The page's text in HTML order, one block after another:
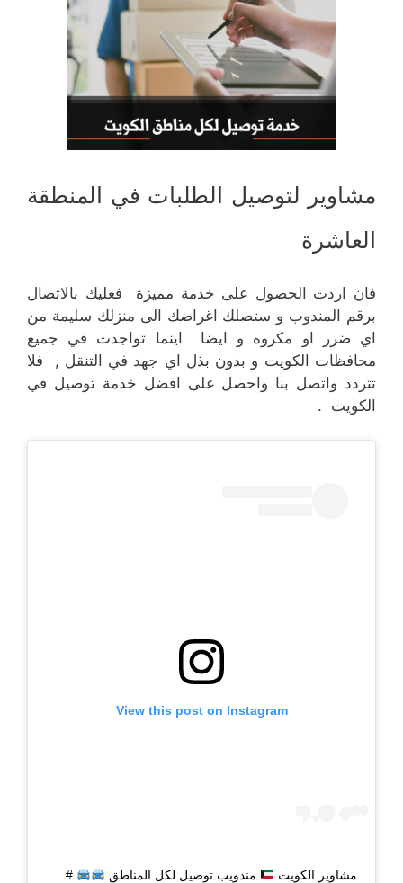
مشاوير لتوصيل الطلبات في المنطقة
العاشرة
فان اردت الحصول على خدمة مميزة فعليك بالاتصال
برقم المندوب و ستصلك اغراضك الى منزلك سليمة من
اي ضرر او مكروه و ايضا اينما تواجدت في جميع
محافظات الكويت و بدون بذل اي جهد في التنقل , فلا
تتردد واتصل بنا واحصل على افضل خدمة توصيل في
الكويت .
View this post on Instagram
مشاوير الكويت مندويب توصيل لكل المناطق
#